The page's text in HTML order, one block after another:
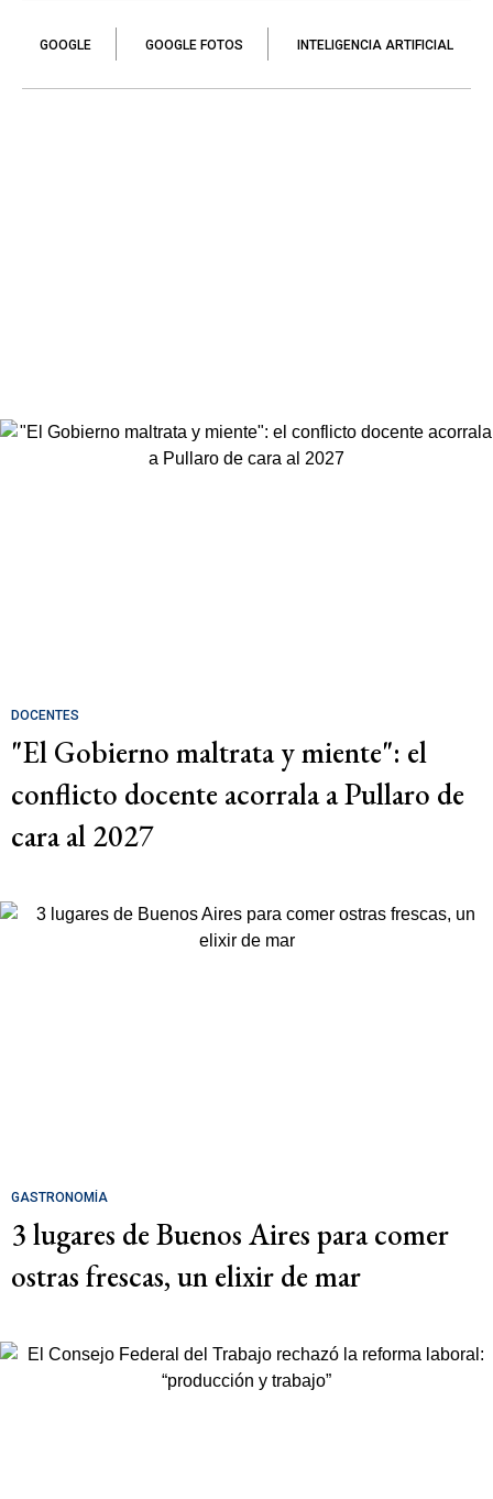
GOOGLE GOOGLE FOTOS INTELIGENCIA ARTIFICIAL
DOCENTES
"El Gobierno maltrata y miente": el
conflicto docente acorrala a Pullaro de
cara al 2027
GASTRONOMÍA
3 lugares de Buenos Aires para comer
ostras frescas, un elixir de mar